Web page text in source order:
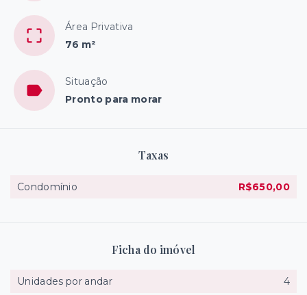
Área Privativa
76 m²
Situação
Pronto para morar
Taxas
Condomínio R$650,00
Ficha do imóvel
Unidades por andar
4